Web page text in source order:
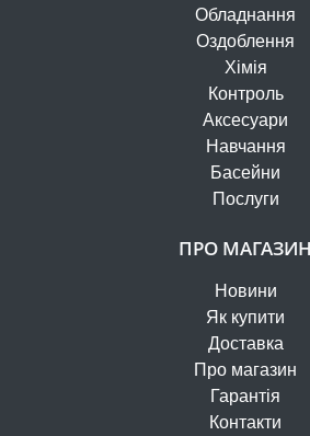
Обладнання
Оздоблення
Хімія
Контроль
Аксесуари
Навчання
Басейни
Послуги
ПРО МАГАЗИН
Новини
Як купити
Доставка
Про магазин
Гарантія
Контакти